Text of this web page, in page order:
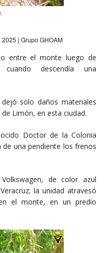
| Grupo GHOAM
entre el monte luego de
descendía una
solo daños materiales
Limón, en esta ciudad.
Doctor de la Colonia
de una pendiente los frenos
de color azul
la unidad atravesó
el monte, en un predio